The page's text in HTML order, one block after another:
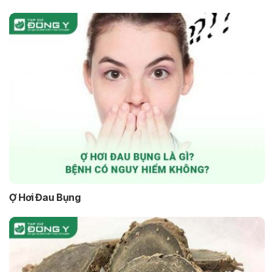
Ợ Hơi Đau Bụng